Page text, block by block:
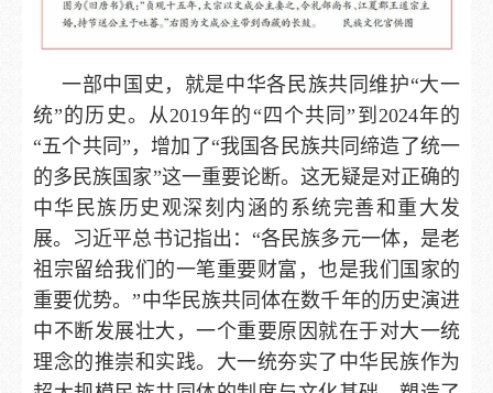
一部中国史，就是中华各民族共同维护“大一
统”的历史。从2019年的“四个共同”到2024年的
“五个共同”，增加了“我国各民族共同缔造了统一
的多民族国家”这一重要论断。这无疑是对正确的
中华民族历史观深刻内涵的系统完善和重大发
展。习近平总书记指出：“各民族多元一体，是老
祖宗留给我们的一笔重要财富，也是我们国家的
重要优势。”中华民族共同体在数千年的历史演进
中不断发展壮大，一个重要原因就在于对大一统
理念的推崇和实践。大一统夯实了中华民族作为